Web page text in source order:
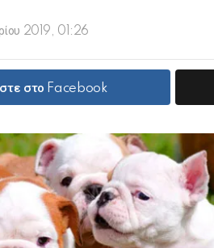
2019, 01:26
στο Facebook